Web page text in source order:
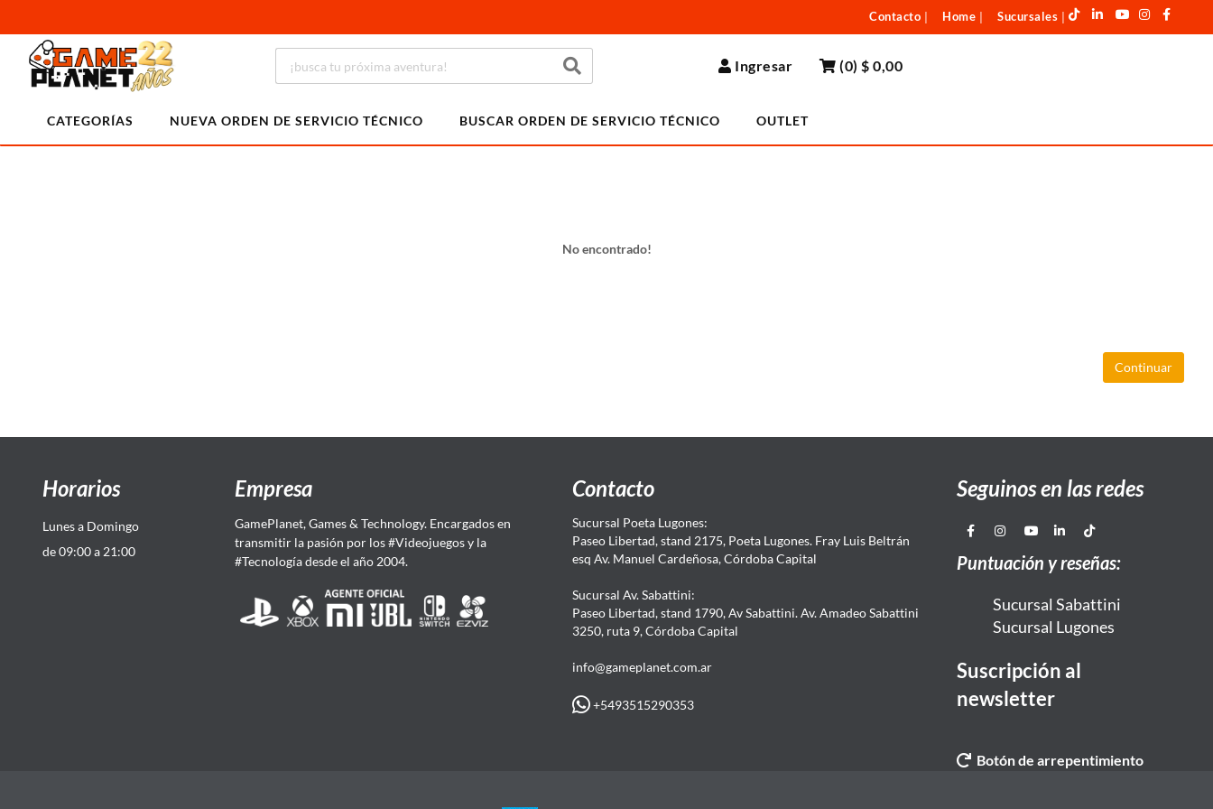
Contacto Home Sucursales
Ingresar (0)$ 0,00
CATEGORÍAS NUEVA ORDEN DE SERVICIO TÉCNICO BUSCAR ORDEN DE SERVICIO TÉCNICO OUTLET
No encontrado!
Continuar
Horarios
Lunes a Domingo
de 09:00 a 21:00
Empresa
GamePlanet, Games & Technology. Encargados en
transmitir la pasión por los #Videojuegos y la
#Tecnología desde el año 2004.
Contacto
Sucursal Poeta Lugones:
Paseo Libertad, stand 2175, Poeta Lugones. Fray Luis Beltrán
esq Av. Manuel Cardeñosa, Córdoba Capital
Sucursal Av. Sabattini:
Paseo Libertad, stand 1790, Av Sabattini. Av. Amadeo Sabattini
3250, ruta 9, Córdoba Capital
info@gameplanet.com.ar
+5493515290353
Seguinos en las redes
Puntuación y reseñas:
Sucursal Sabattini
Sucursal Lugones
Suscripción al
newsletter
Botón de arrepentimiento